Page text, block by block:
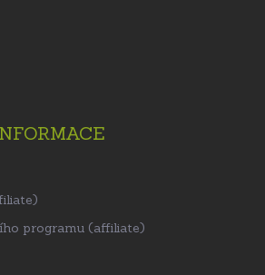
programu (affiliate)